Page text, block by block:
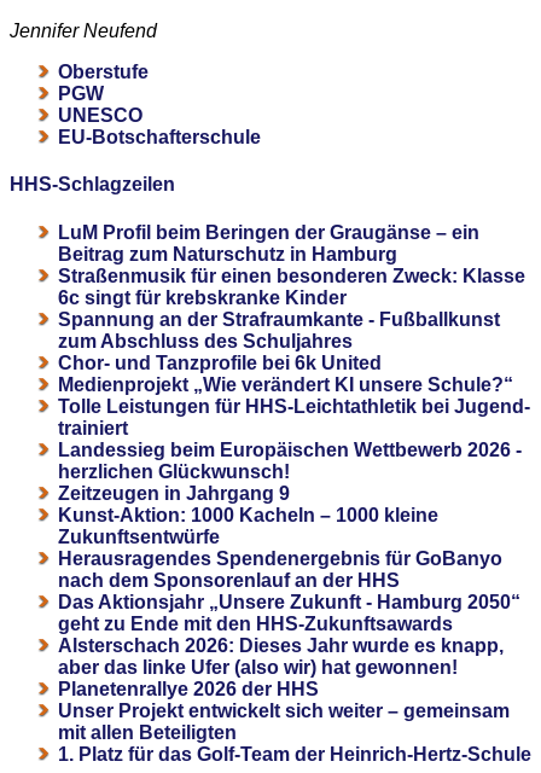
Jennifer Neufend
Oberstufe
PGW
UNESCO
EU-Botschafterschule
HHS-Schlagzeilen
LuM Profil beim Beringen der Graugänse – ein
Beitrag zum Naturschutz in Hamburg
Straßenmusik für einen besonderen Zweck: Klasse
6c singt für krebskranke Kinder
Spannung an der Strafraumkante - Fußballkunst
zum Abschluss des Schuljahres
Chor- und Tanzprofile bei 6k United
Medienprojekt „Wie verändert KI unsere Schule?“
Tolle Leistungen für HHS-Leichtathletik bei Jugend-
trainiert
Landessieg beim Europäischen Wettbewerb 2026 -
herzlichen Glückwunsch!
Zeitzeugen in Jahrgang 9
Kunst-Aktion: 1000 Kacheln – 1000 kleine
Zukunftsentwürfe
Herausragendes Spendenergebnis für GoBanyo
nach dem Sponsorenlauf an der HHS
Das Aktionsjahr „Unsere Zukunft - Hamburg 2050“
geht zu Ende mit den HHS-Zukunftsawards
Alsterschach 2026: Dieses Jahr wurde es knapp,
aber das linke Ufer (also wir) hat gewonnen!
Planetenrallye 2026 der HHS
Unser Projekt entwickelt sich weiter – gemeinsam
mit allen Beteiligten
1. Platz für das Golf-Team der Heinrich-Hertz-Schule